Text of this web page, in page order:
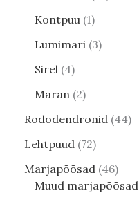
Kontpuu 1
Lumimari 3
Sirel 4
Maran 2
Rododendronid 44
Lehtpuud 72
Marjapõõsad 46
Muud marjapõõsad